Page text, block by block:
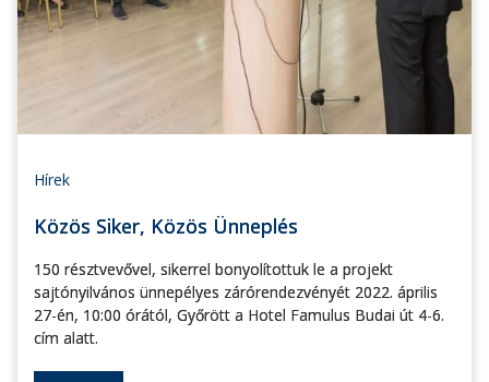
Hírek
Közös Siker, Közös Ünneplés
150 résztvevővel, sikerrel bonyolítottuk le a projekt
sajtónyilvános ünnepélyes zárórendezvényét 2022. április
27-én, 10:00 órától, Győrött a Hotel Famulus Budai út 4-6.
cím alatt.